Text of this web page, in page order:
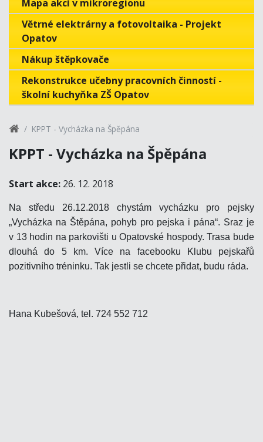
Mapa akcí v mikroregionu
Větrné elektrárny a fotovoltaika - Projekt
Opatov
Nákup štěpkovače
Rekonstrukce učebny pracovních činností -
školní kuchyňka ZŠ Opatov
KPPT - Vycházka na Špěpána
KPPT - Vycházka na Špěpána
Start akce: 26. 12. 2018
Na středu 26.12.2018 chystám vycházku pro pejsky
„Vycházka na Štěpána, pohyb pro pejska i pána“. Sraz je
v 13 hodin na parkovišti u Opatovské hospody. Trasa bude
dlouhá do 5 km. Více na facebooku Klubu pejskařů
pozitivního tréninku. Tak jestli se chcete přidat, budu ráda.
Hana Kubešová, tel. 724 552 712